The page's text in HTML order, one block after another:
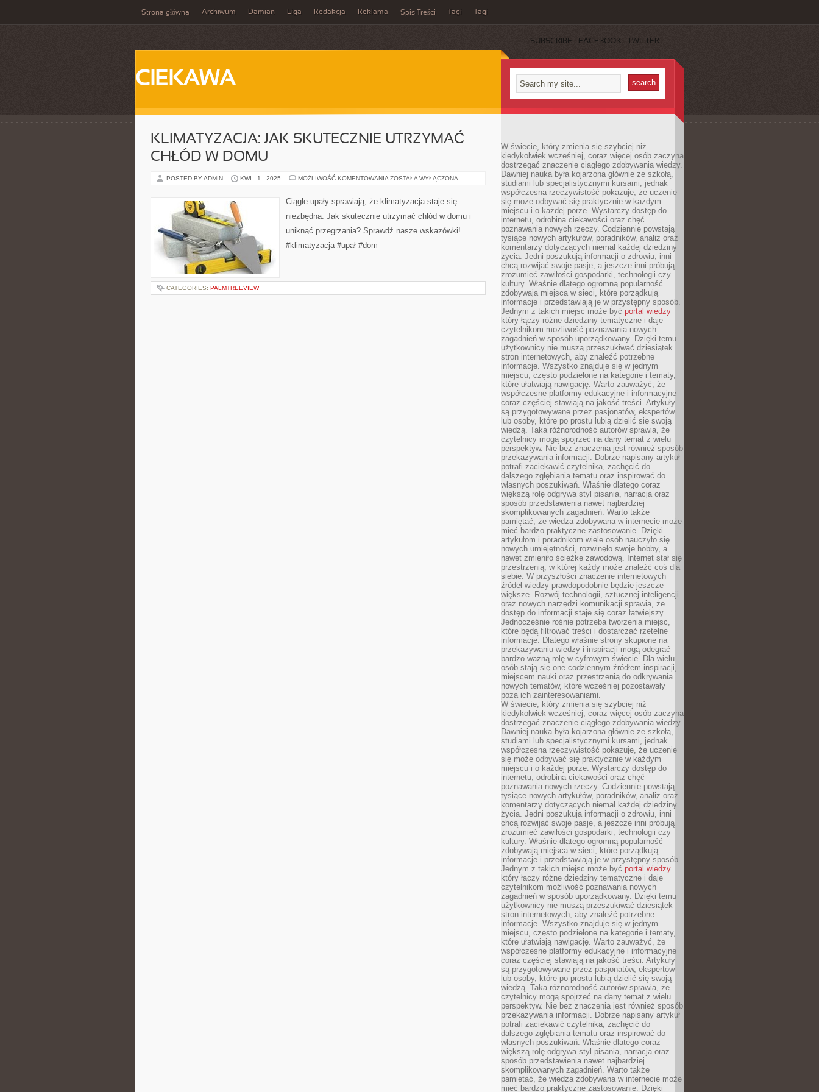
Strona główna Archiwum Damian Liga Redakcja Reklama Spis Treści Tagi Tagi
SUBSCRIBE FACEBOOK TWITTER
CIEKAWA
KLIMATYZACJA: JAK SKUTECZNIE UTRZYMAĆ
CHŁÓD W DOMU
POSTED BY ADMIN KWI - 1 - 2025 MOŻLIWOŚĆ KOMENTOWANIA KLIMATYZACJA:
UTRZYMAĆ
CHŁÓD
DOMU
ZOSTAŁA WYŁĄCZONA
Ciągłe upały sprawiają, że klimatyzacja staje się
niezbędna. Jak skutecznie utrzymać chłód w domu i
uniknąć przegrzania? Sprawdź nasze wskazówki!
#klimatyzacja #upał #dom
CATEGORIES: PALMTREEVIEW
W świecie, który zmienia się szybciej niż
kiedykolwiek wcześniej, coraz więcej osób zaczyna
dostrzegać znaczenie ciągłego zdobywania wiedzy.
Dawniej nauka była kojarzona głównie ze szkołą,
studiami lub specjalistycznymi kursami, jednak
współczesna rzeczywistość pokazuje, że uczenie
się może odbywać się praktycznie w każdym
miejscu i o każdej porze. Wystarczy dostęp do
internetu, odrobina ciekawości oraz chęć
poznawania nowych rzeczy. Codziennie powstają
tysiące nowych artykułów, poradników, analiz oraz
komentarzy dotyczących niemal każdej dziedziny
życia. Jedni poszukują informacji o zdrowiu, inni
chcą rozwijać swoje pasje, a jeszcze inni próbują
zrozumieć zawiłości gospodarki, technologii czy
kultury. Właśnie dlatego ogromną popularność
zdobywają miejsca w sieci, które porządkują
informacje i przedstawiają je w przystępny sposób.
Jednym z takich miejsc może być portal wiedzy
który łączy różne dziedziny tematyczne i daje
czytelnikom możliwość poznawania nowych
zagadnień w sposób uporządkowany. Dzięki temu
użytkownicy nie muszą przeszukiwać dziesiątek
stron internetowych, aby znaleźć potrzebne
informacje. Wszystko znajduje się w jednym
miejscu, często podzielone na kategorie i tematy,
które ułatwiają nawigację. Warto zauważyć, że
współczesne platformy edukacyjne i informacyjne
coraz częściej stawiają na jakość treści. Artykuły
są przygotowywane przez pasjonatów, ekspertów
lub osoby, które po prostu lubią dzielić się swoją
wiedzą. Taka różnorodność autorów sprawia, że
czytelnicy mogą spojrzeć na dany temat z wielu
perspektyw. Nie bez znaczenia jest również sposób
przekazywania informacji. Dobrze napisany artykuł
potrafi zaciekawić czytelnika, zachęcić do
dalszego zgłębiania tematu oraz inspirować do
własnych poszukiwań. Właśnie dlatego coraz
większą rolę odgrywa styl pisania, narracja oraz
sposób przedstawienia nawet najbardziej
skomplikowanych zagadnień. Warto także
pamiętać, że wiedza zdobywana w internecie może
mieć bardzo praktyczne zastosowanie. Dzięki
artykułom i poradnikom wiele osób nauczyło się
nowych umiejętności, rozwinęło swoje hobby, a
nawet zmieniło ścieżkę zawodową. Internet stał się
przestrzenią, w której każdy może znaleźć coś dla
siebie. W przyszłości znaczenie internetowych
źródeł wiedzy prawdopodobnie będzie jeszcze
większe. Rozwój technologii, sztucznej inteligencji
oraz nowych narzędzi komunikacji sprawia, że
dostęp do informacji staje się coraz łatwiejszy.
Jednocześnie rośnie potrzeba tworzenia miejsc,
które będą filtrować treści i dostarczać rzetelne
informacje. Dlatego właśnie strony skupione na
przekazywaniu wiedzy i inspiracji mogą odegrać
bardzo ważną rolę w cyfrowym świecie. Dla wielu
osób stają się one codziennym źródłem inspiracji,
miejscem nauki oraz przestrzenią do odkrywania
nowych tematów, które wcześniej pozostawały
poza ich zainteresowaniami.
W świecie, który zmienia się szybciej niż
kiedykolwiek wcześniej, coraz więcej osób zaczyna
dostrzegać znaczenie ciągłego zdobywania wiedzy.
Dawniej nauka była kojarzona głównie ze szkołą,
studiami lub specjalistycznymi kursami, jednak
współczesna rzeczywistość pokazuje, że uczenie
się może odbywać się praktycznie w każdym
miejscu i o każdej porze. Wystarczy dostęp do
internetu, odrobina ciekawości oraz chęć
poznawania nowych rzeczy. Codziennie powstają
tysiące nowych artykułów, poradników, analiz oraz
komentarzy dotyczących niemal każdej dziedziny
życia. Jedni poszukują informacji o zdrowiu, inni
chcą rozwijać swoje pasje, a jeszcze inni próbują
zrozumieć zawiłości gospodarki, technologii czy
kultury. Właśnie dlatego ogromną popularność
zdobywają miejsca w sieci, które porządkują
informacje i przedstawiają je w przystępny sposób.
Jednym z takich miejsc może być portal wiedzy
który łączy różne dziedziny tematyczne i daje
czytelnikom możliwość poznawania nowych
zagadnień w sposób uporządkowany. Dzięki temu
użytkownicy nie muszą przeszukiwać dziesiątek
stron internetowych, aby znaleźć potrzebne
informacje. Wszystko znajduje się w jednym
miejscu, często podzielone na kategorie i tematy,
które ułatwiają nawigację. Warto zauważyć, że
współczesne platformy edukacyjne i informacyjne
coraz częściej stawiają na jakość treści. Artykuły
są przygotowywane przez pasjonatów, ekspertów
lub osoby, które po prostu lubią dzielić się swoją
wiedzą. Taka różnorodność autorów sprawia, że
czytelnicy mogą spojrzeć na dany temat z wielu
perspektyw. Nie bez znaczenia jest również sposób
przekazywania informacji. Dobrze napisany artykuł
potrafi zaciekawić czytelnika, zachęcić do
dalszego zgłębiania tematu oraz inspirować do
własnych poszukiwań. Właśnie dlatego coraz
większą rolę odgrywa styl pisania, narracja oraz
sposób przedstawienia nawet najbardziej
skomplikowanych zagadnień. Warto także
pamiętać, że wiedza zdobywana w internecie może
mieć bardzo praktyczne zastosowanie. Dzięki